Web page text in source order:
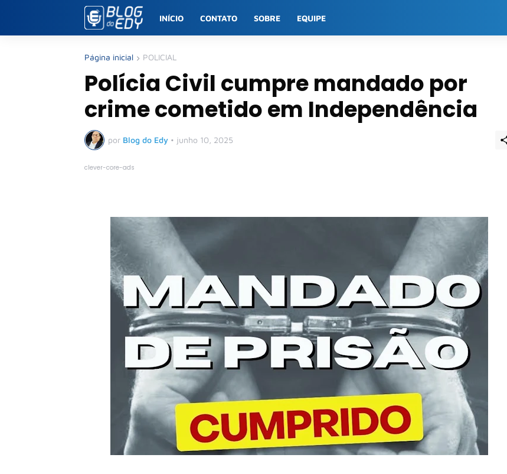
INÍCIO CONTATO SOBRE EQUIPE
Página inicial POLICIAL
Polícia Civil cumpre mandado por
crime cometido em Independência
por Blog do Edy • junho 10, 2025
clever-core-ads